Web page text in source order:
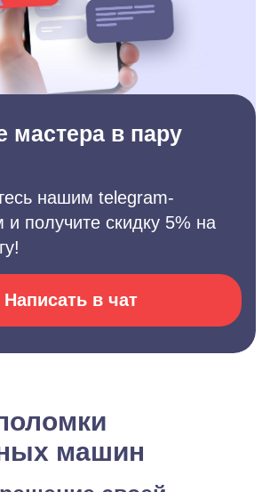
мастера в пару
нашим telegram-
и получите скидку 5% на
Написать в чат
машин